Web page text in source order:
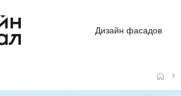
Дизайн фасадов